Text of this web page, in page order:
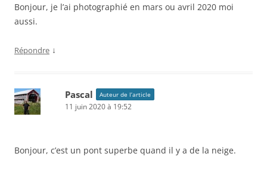
s
t
i
l
Bonjour, je l’ai photographié en mars ou avril 2020 moi
aussi.
Répondre ↓
Pascal Auteur de l’article
11 juin 2020 à 19:52
Bonjour, c’est un pont superbe quand il y a de la neige.